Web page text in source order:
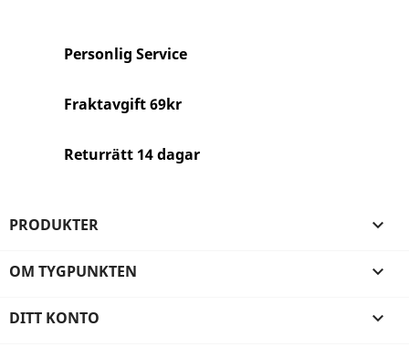
Personlig Service
Fraktavgift 69kr
Returrätt 14 dagar
PRODUKTER 
OM TYGPUNKTEN 
DITT KONTO 